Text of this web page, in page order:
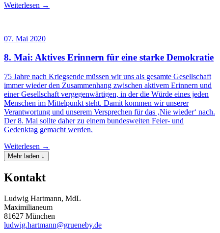
Weiterlesen →
07. Mai 2020
8. Mai: Aktives Erinnern für eine starke Demokratie
75 Jahre nach Kriegsende müssen wir uns als gesamte Gesellschaft
immer wieder den Zusammenhang zwischen aktivem Erinnern und
einer Gesellschaft vergegenwärtigen, in der die Würde eines jeden
Menschen im Mittelpunkt steht. Damit kommen wir unserer
Verantwortung und unserem Versprechen für das ‚Nie wieder‘ nach.
Der 8. Mai sollte daher zu einem bundesweiten Feier- und
Gedenktag gemacht werden.
Weiterlesen →
Mehr laden ↓
Kontakt
Ludwig Hartmann, MdL
Maximilianeum
81627 München
ludwig.hartmann@grueneby.de